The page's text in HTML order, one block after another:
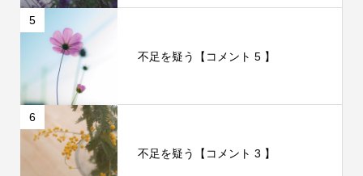
5
不足を疑う【コメント 5 】
6
不足を疑う【コメント 3 】